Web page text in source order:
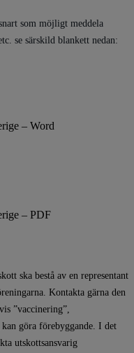
som möjligt meddela
se särskild blankett nedan:
– Word
– PDF
ska bestå av en representant
Kontakta gärna den
”vaccinering”,
göra förebyggande. I det
utskottsansvarig